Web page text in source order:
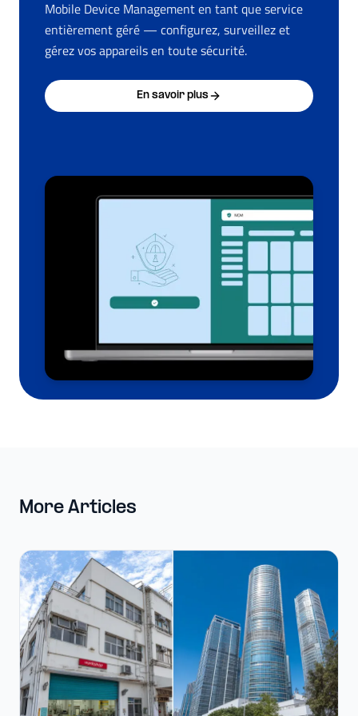
Mobile Device Management en tant que service
entièrement géré — configurez, surveillez et
gérez vos appareils en toute sécurité.
En savoir plus
More Articles